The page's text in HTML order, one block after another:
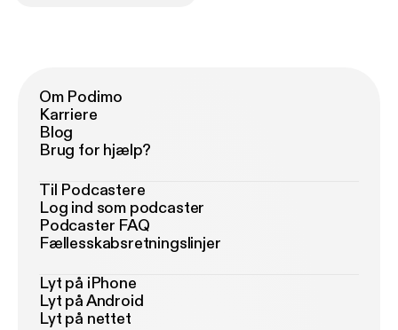
Om Podimo
Karriere
Blog
Brug for hjælp?
Til Podcastere
Log ind som podcaster
Podcaster FAQ
Fællesskabsretningslinjer
Lyt på iPhone
Lyt på Android
Lyt på nettet